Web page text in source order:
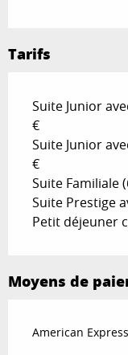
Tarifs
Suite Junior
€
Suite Junior
€
Suite Familiale
Suite Prestige
Petit déjeuner
Moyens de
American Express